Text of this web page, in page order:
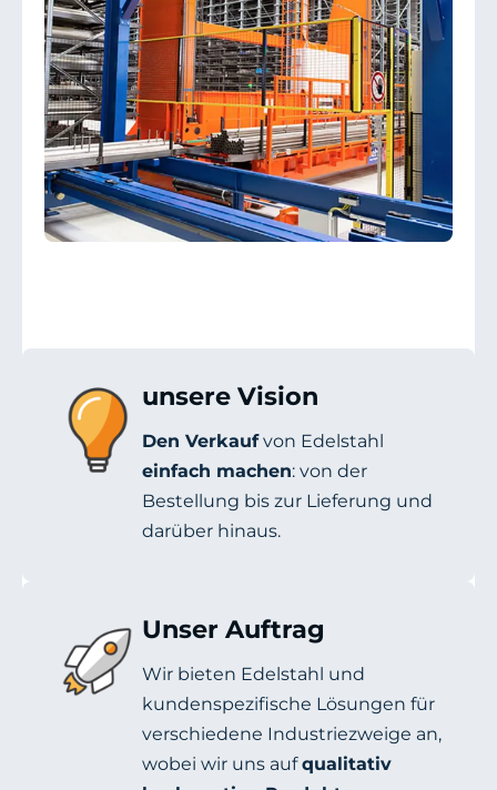
unsere Vision
Den Verkaufvon Edelstahl
einfach machen: von der
Bestellung bis zur Lieferung und
darüber hinaus.
Unser Auftrag
Wir bieten Edelstahl und
kundenspezifische Lösungen für
verschiedene Industriezweige an,
wobei wir uns aufqualitativ